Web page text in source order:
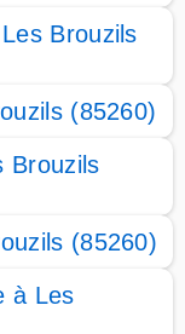
Brouzils
(85260)
Brouzils
(85260)
à Les